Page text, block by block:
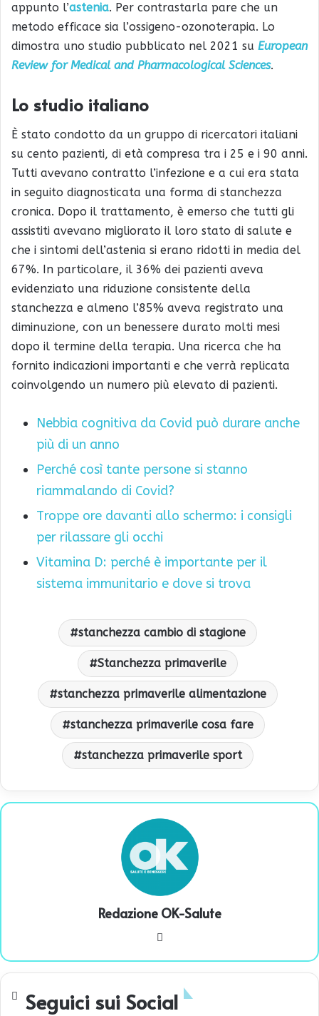
appunto l’astenia. Per contrastarla pare che un
metodo efficace sia l’ossigeno-ozonoterapia. Lo
dimostra uno studio pubblicato nel 2021 su European
Review for Medical and Pharmacological Sciences.
Lo studio italiano
È stato condotto da un gruppo di ricercatori italiani
su cento pazienti, di età compresa tra i 25 e i 90 anni.
Tutti avevano contratto l’infezione e a cui era stata
in seguito diagnosticata una forma di stanchezza
cronica. Dopo il trattamento, è emerso che tutti gli
assistiti avevano migliorato il loro stato di salute e
che i sintomi dell’astenia si erano ridotti in media del
67%. In particolare, il 36% dei pazienti aveva
evidenziato una riduzione consistente della
stanchezza e almeno l’85% aveva registrato una
diminuzione, con un benessere durato molti mesi
dopo il termine della terapia. Una ricerca che ha
fornito indicazioni importanti e che verrà replicata
coinvolgendo un numero più elevato di pazienti.
Nebbia cognitiva da Covid può durare anche
più di un anno
Perché così tante persone si stanno
riammalando di Covid?
Troppe ore davanti allo schermo: i consigli
per rilassare gli occhi
Vitamina D: perché è importante per il
sistema immunitario e dove si trova
stanchezza cambio di stagione
Stanchezza primaverile
stanchezza primaverile alimentazione
stanchezza primaverile cosa fare
stanchezza primaverile sport
Redazione OK-Salute
te
Seguici sui Social